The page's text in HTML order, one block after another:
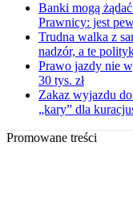
Banki mogą
Prawnicy: jest
Trudna walka z
nadzór, a te
Prawo jazdy nie
30 tys. zł
Zakaz wyjazdu
„kary” dla
Promowane treści